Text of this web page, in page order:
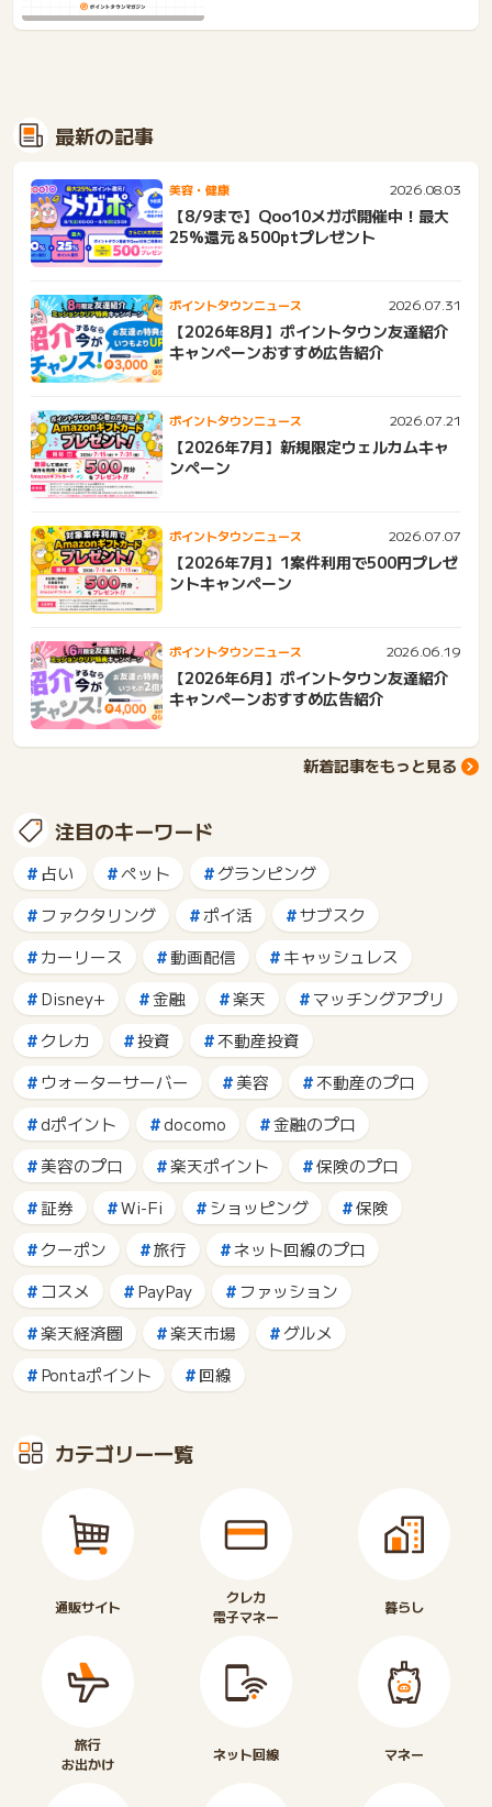
最新の記事
美容・健康 2026.08.03
【8/9まで】Qoo10メガポ開催中！最大
25%還元＆500ptプレゼント
ポイントタウンニュース 2026.07.31
【2026年8月】ポイントタウン友達紹介
キャンペーンおすすめ広告紹介
ポイントタウンニュース 2026.07.21
【2026年7月】新規限定ウェルカムキャ
ンペーン
ポイントタウンニュース 2026.07.07
【2026年7月】1案件利用で500円プレゼ
ントキャンペーン
ポイントタウンニュース 2026.06.19
【2026年6月】ポイントタウン友達紹介
キャンペーンおすすめ広告紹介
新着記事をもっと見る
注目のキーワード
占い ペット
グランピング
ファクタリング
ポイ活
サブスク
カーリース
動画配信
キャッシュレス
Disney+
金融 楽天
マッチングアプリ
クレカ
投資
不動産投資
ウォーターサーバー
美容
不動産のプロ
dポイント
docomo
金融のプロ
美容のプロ
楽天ポイント
保険のプロ
証券
Wi-Fi ショッピング
保険
クーポン
旅行
ネット回線のプロ
コスメ
PayPay
ファッション
楽天経済圏
楽天市場
グルメ
Pontaポイント
回線
カテゴリー一覧
通販サイト
クレカ
電子マネー
暮らし
旅行
お出かけ
ネット回線 マネー